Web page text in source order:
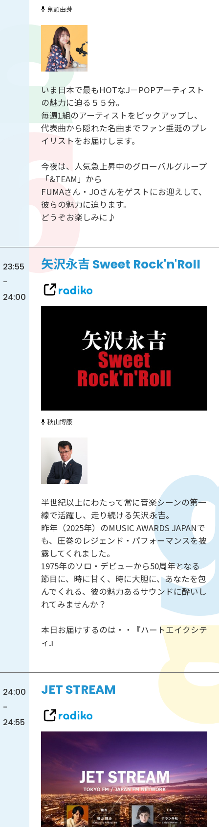
鬼頭由芽
いま日本で最もHOTなJ－POPアーティスト
の魅力に迫る５５分。
毎週1組のアーティストをピックアップし、
代表曲から隠れた名曲までファン垂涎のプレ
イリストをお届けします。
今夜は、人気急上昇中のグローバルグループ
「&TEAM」から
FUMAさん・JOさんをゲストにお迎えして、
彼らの魅力に迫ります。
どうぞお楽しみに♪
23:55
-
24:00
矢沢永吉 Sweet Rock'n'Roll
秋山博康
半世紀以上にわたって常に音楽シーンの第一
線で活躍し、走り続ける矢沢永吉。
昨年（2025年）のMUSIC AWARDS JAPANで
も、圧巻のレジェンド・パフォーマンスを披
露してくれました。
1975年のソロ・デビューから50周年となる
節目に、時に甘く、時に大胆に、あなたを包
んでくれる、彼の魅力あるサウンドに酔いし
れてみませんか？
本日お届けするのは・・『ハートエイクシテ
ィ』
24:00
-
24:55
JET STREAM